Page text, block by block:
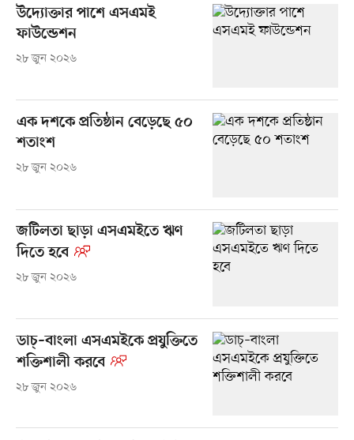
উদ্যোক্তার পাশে এসএমই
ফাউন্ডেশন
২৮ জুন ২০২৬
এক দশকে প্রতিষ্ঠান বেড়েছে ৫০
শতাংশ
২৮ জুন ২০২৬
জটিলতা ছাড়া এসএমইতে ঋণ
দিতে হবে
২৮ জুন ২০২৬
ডাচ্​–বাংলা এসএমইকে প্রযুক্তিতে
শক্তিশালী করবে
২৮ জুন ২০২৬